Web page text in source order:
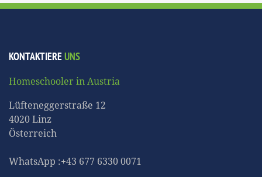
KONTAKTIEREUNS
Homeschooler in Austria
Lüfteneggerstraße 12
4020 Linz
Österreich
WhatsApp :+43 677 6330 0071